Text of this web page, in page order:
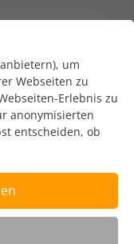
um
Webseiten zu
Erlebnis zu
anonymisierten
entscheiden, ob